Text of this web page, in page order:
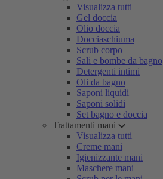
Visualizza tutti
Gel doccia
Olio doccia
Docciaschiuma
Scrub corpo
Sali e bombe da bagno
Detergenti intimi
Oli da bagno
Saponi liquidi
Saponi solidi
Set bagno e doccia
Trattamenti mani
Visualizza tutti
Creme mani
Igienizzante mani
Maschere mani